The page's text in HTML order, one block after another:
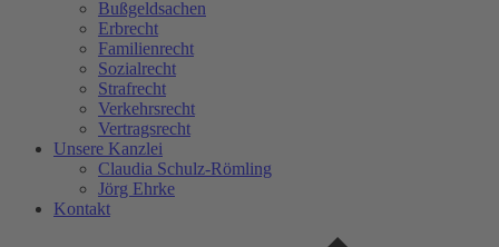
Bußgeldsachen
Erbrecht
Familienrecht
Sozialrecht
Strafrecht
Verkehrsrecht
Vertragsrecht
Unsere Kanzlei
Claudia Schulz-Römling​
Jörg Ehrke
Kontakt